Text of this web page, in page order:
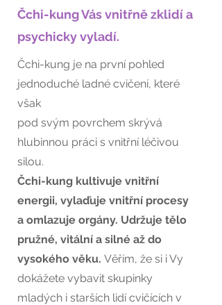
Čchi-kung Vás vnitřně zklidí a
psychicky vyladí.
Čchi-kung je na první pohled
jednoduché ladné cvičení, které
však
pod svým povrchem skrývá
hlubinnou práci s vnitřní léčivou
silou.
Čchi-kung kultivuje vnitřní
energii, vylaďuje vnitřní procesy
a omlazuje orgány. Udržuje tělo
pružné, vitální a silné až do
vysokého věku. Věřím, že si i Vy
dokážete vybavit skupinky
mladých i starších lidí cvičících v